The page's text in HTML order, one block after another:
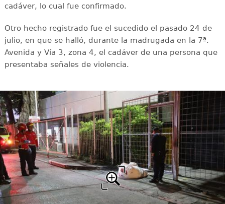
cadáver, lo cual fue confirmado.
Otro hecho registrado fue el sucedido el pasado 24 de
julio, en que se halló, durante la madrugada en la 7ª.
Avenida y Vía 3, zona 4, el cadáver de una persona que
presentaba señales de violencia.